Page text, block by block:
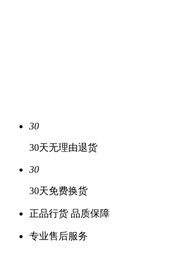
30
30天无理由退货
30
30天免费换货
正品行货 品质保障
专业售后服务